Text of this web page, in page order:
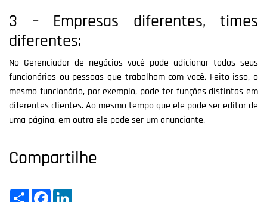
3 – Empresas diferentes, times
diferentes:
No Gerenciador de negócios você pode adicionar todos seus
funcionários ou pessoas que trabalham com você. Feito isso, o
mesmo funcionário, por exemplo, pode ter funções distintas em
diferentes clientes. Ao mesmo tempo que ele pode ser editor de
uma página, em outra ele pode ser um anunciante.
Compartilhe
ShareFacebook